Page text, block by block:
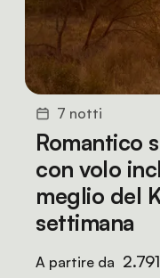
7 notti
Romantico
con volo
meglio del
settimana
A partire da